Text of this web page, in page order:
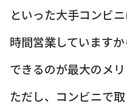
といった大手コンビ
時間営業しています
できるのが最大のメリ
ただし、コンビニで